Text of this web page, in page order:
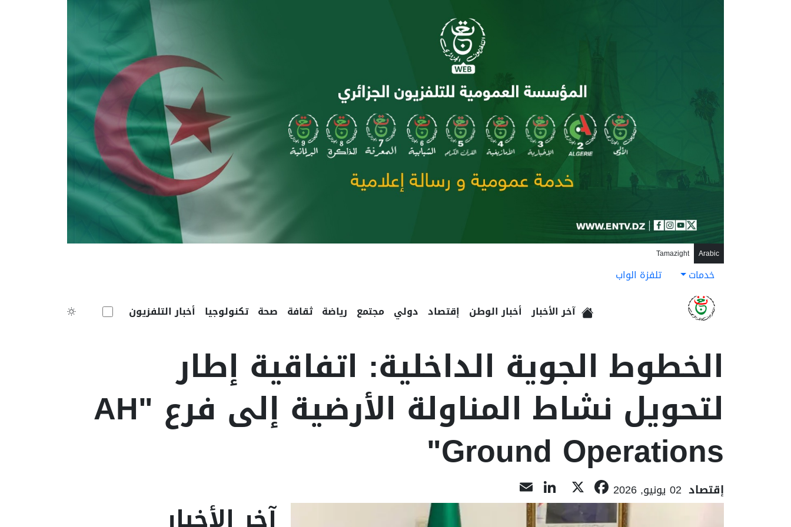
Arabic
Tamazight
خدمات تلفزة الواب
آخر الأخبار أخبار الوطن إقتصاد دولي مجتمع رياضة ثقافة صحة تكنولوجيا أخبار التلفزيون
الخطوط الجوية الداخلية: اتفاقية إطار
لتحويل نشاط المناولة الأرضية إلى فرع "AH
Ground Operations"
إقتصاد 02 يونيو, 2026 Facebook
LinkedIn